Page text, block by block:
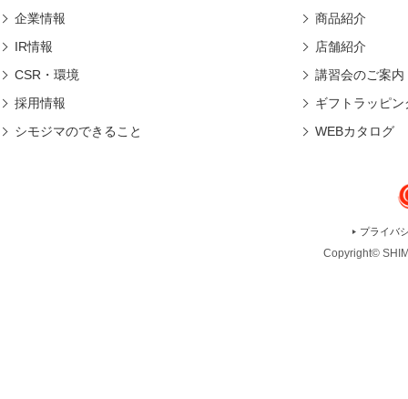
企業情報
IR情報
CSR・環境
採用情報
シモジマのできること
商品紹介
店舗紹介
講習会のご案内
ギフトラッピン
WEBカタログ
プライバ
Copyright©